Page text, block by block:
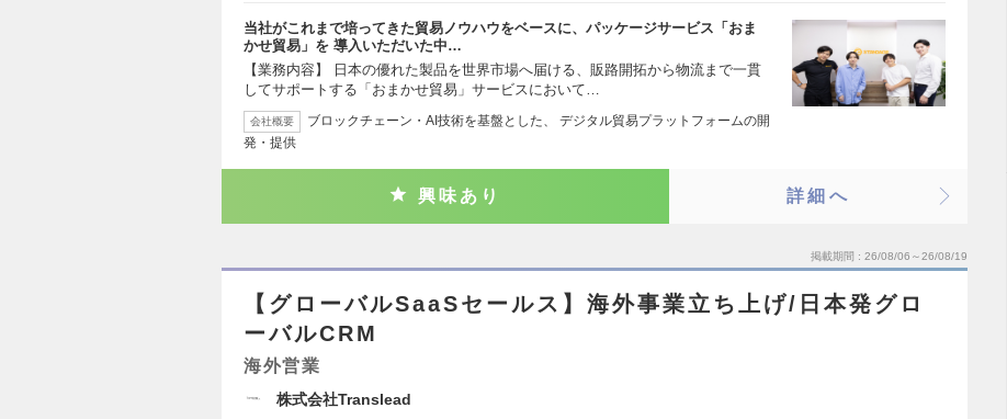
当社がこれまで培ってきた貿易ノウハウをベースに、パッケージサービス「おま
かせ貿易」を 導入いただいた中…
【業務内容】 日本の優れた製品を世界市場へ届ける、販路開拓から物流まで一貫
してサポートする「おまかせ貿易」サービスにおいて…
会社概要
ブロックチェーン・AI技術を基盤とした、 デジタル貿易プラットフォームの開
発・提供
興味あり 詳細へ
掲載期間 26/08/06～26/08/19
【グローバルSaaSセールス】海外事業立ち上げ/日本発グロ
ーバルCRM
海外営業
株式会社Translead